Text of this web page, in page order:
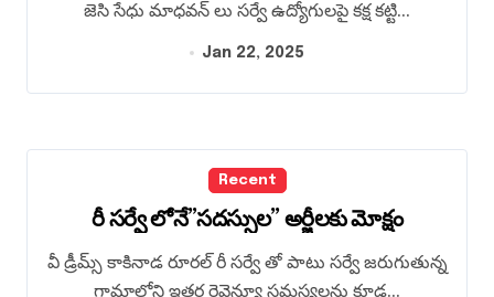
జెసి సేధు మాధవన్ లు సర్వే ఉద్యోగులపై కక్ష కట్టి...
Jan 22, 2025
Recent
రీ సర్వే లోనే”సదస్సుల” అర్జీలకు మోక్షం
వీ డ్రీమ్స్ కాకినాడ రూరల్ రీ సర్వే తో పాటు సర్వే జరుగుతున్న
గ్రామాల్లోని ఇతర రెవెన్యూ సమస్యలను కూడ...